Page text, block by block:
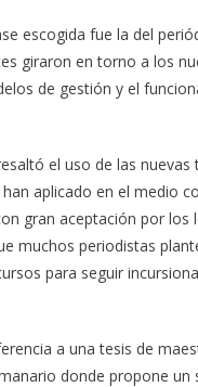
escogida fue la del
giraron en torno a los
de gestión y el
el uso de las nuevas
aplicado en el medio
gran aceptación por los
muchos periodistas
para seguir
a una tesis de
donde propone un